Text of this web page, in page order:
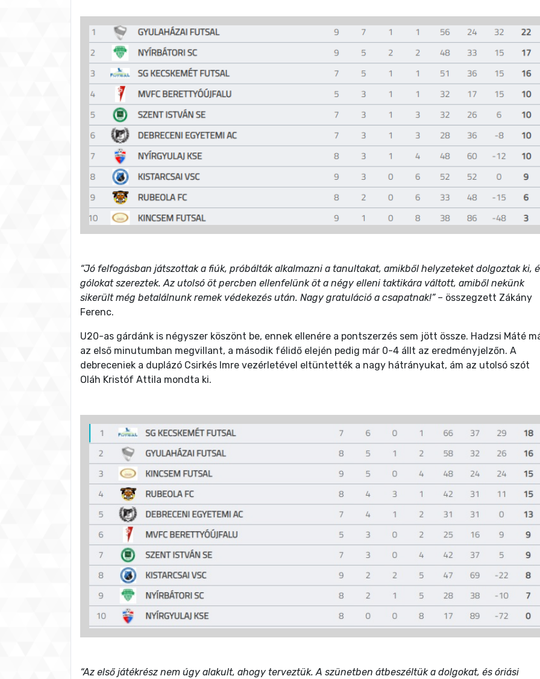
“Jó felfogásban játszottak a fiúk, próbálták alkalmazni a tanultakat, amikből helyzeteket dolgoztak ki,
gólokat szereztek. Az utolsó öt percben ellenfelünk öt a négy elleni taktikára váltott, amiből nekünk
sikerült még betalálnunk remek védekezés után. Nagy gratuláció a csapatnak!” – összegzett Zákány
Ferenc.
U20-as gárdánk is négyszer köszönt be, ennek ellenére a pontszerzés sem jött össze. Hadzsi Máté
az első minutumban megvillant, a második félidő elején pedig már 0-4 állt az eredményjelzőn. A
debreceniek a duplázó Csirkés Imre vezérletével eltüntették a nagy hátrányukat, ám az utolsó szót
Oláh Kristóf Attila mondta ki.
“Az első játékrész nem úgy alakult, ahogy terveztük. A szünetben átbeszéltük a dolgokat, és óriási